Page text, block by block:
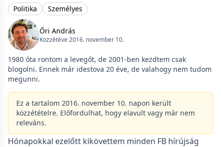
Politika Személyes
Őri András
Közzétéve 2016. november 10.
1980 óta rontom a levegőt, de 2001-ben kezdtem csak
blogolni. Ennek már idestova 20 éve, de valahogy nem tudom
megunni.
Ez a tartalom 2016. november 10. napon került
közzétételre. Előfordulhat, hogy elavult vagy már nem
releváns.
Hónapokkal ezelőtt kikövettem minden FB hírújság